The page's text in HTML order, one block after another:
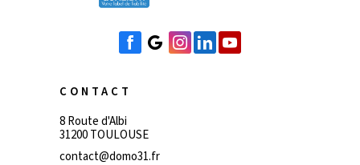
CONTACT
8 Route d'Albi
31200 TOULOUSE
contact@domo31.fr